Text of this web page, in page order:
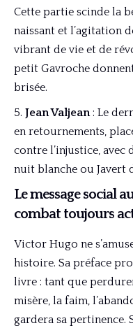
Cette partie scinde la
naissant et l’agitation
vibrant de vie et de
petit Gavroche
brisée.
Jean Valjean: Le
en retournements,
contre l’injustice, avec
nuit blanche ou Javert
Le message social
combat toujours
Victor Hugo ne
histoire. Sa préface
livre : tant que
misère, la faim,
gardera sa pertinence.